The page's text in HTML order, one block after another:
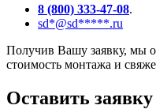
8 (800) 333-47-08.
sd*@sd*****.ru
Получив Вашу заявку, мы
стоимость монтажа и
Оставить заявку